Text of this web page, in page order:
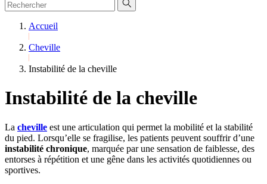
Accueil
Cheville
Instabilité de la cheville
Instabilité de la cheville
La cheville est une articulation qui permet la mobilité et la stabilité
du pied. Lorsqu’elle se fragilise, les patients peuvent souffrir d’une
instabilité chronique, marquée par une sensation de faiblesse, des
entorses à répétition et une gêne dans les activités quotidiennes ou
sportives.